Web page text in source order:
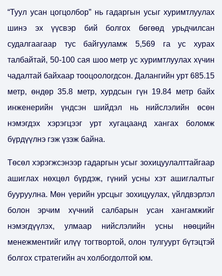
“Туул усан цогцолбор” нь гадаргын усыг хуримтлуулах
шинэ эх үүсвэр бий болгох бөгөөд урьдчилсан
судалгаагаар тус байгууламж 5,569 га ус хурах
талбайтай, 50-100 сая шоо метр ус хуримтлуулах хүчин
чадалтай байхаар тооцоологдсон. Далангийн урт 685.15
метр, өндөр 35.8 метр, хурдсын гүн 19.84 метр байх
инженерийн үндсэн шийдэл нь нийслэлийн өсөн
нэмэгдэх хэрэгцээг урт хугацаанд хангах боломж
бүрдүүлнэ гэж үзэж байна.
Төсөл хэрэгжсэнээр гадаргын усыг зохицуулалттайгаар
ашиглах нөхцөл бүрдэж, гүний усны хэт ашиглалтыг
бууруулна. Мөн үерийн урсцыг зохицуулах, үйлдвэрлэл
болон эрчим хүчний салбарын усан хангамжийг
нэмэгдүүлэх, улмаар нийслэлийн усны нөөцийн
менежментийг илүү тогтвортой, олон тулгуурт бүтэцтэй
болгох стратегийн ач холбогдолтой юм.